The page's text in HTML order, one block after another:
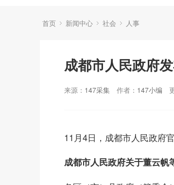
首页 新闻中心 社会 人事
成都市人民政府
来源： 147采集 作者： 147小编
11月4日，成都市人民政府
成都市人民政府关于董云帆